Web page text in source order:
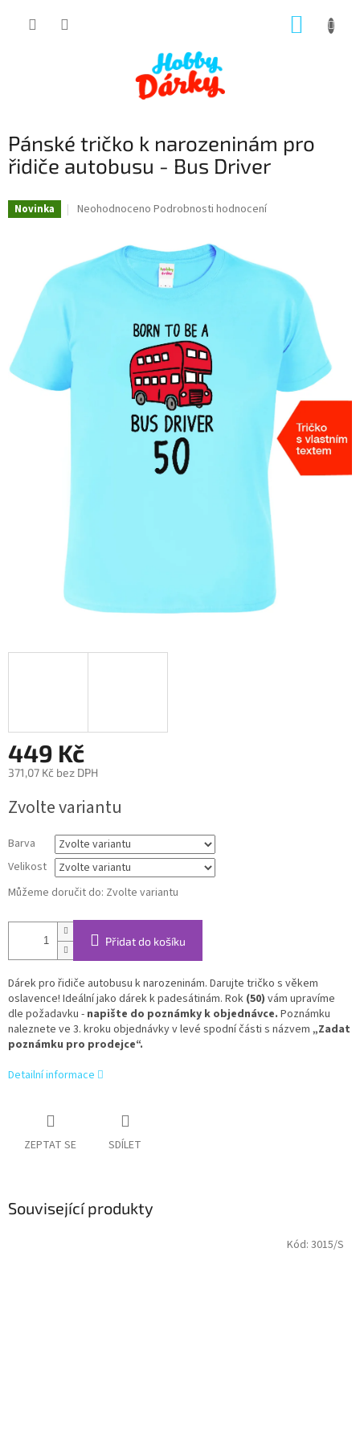
Pánské tričko k narozeninám pro
řidiče autobusu - Bus Driver
Novinka
Průměrné
0,0
Neohodnoceno Podrobnosti hodnocení
449 Kč
371,07 Kč bez DPH
cena:
Zvolte variantu
Barva
Velikost
Můžeme doručit do: Zvolte variantu
Přidat do košíku
Dárek pro řidiče autobusu k narozeninám. Darujte tričko s věkem
oslavence! Ideální jako dárek k padesátinám. Rok (50) vám upravíme
dle požadavku - napište do poznámky k objednávce. Poznámku
naleznete ve 3. kroku objednávky v levé spodní části s názvem „Zadat
poznámku pro prodejce“.
Detailní informace
ZEPTAT SE SDÍLET
Související produkty
Kód: 3015/S